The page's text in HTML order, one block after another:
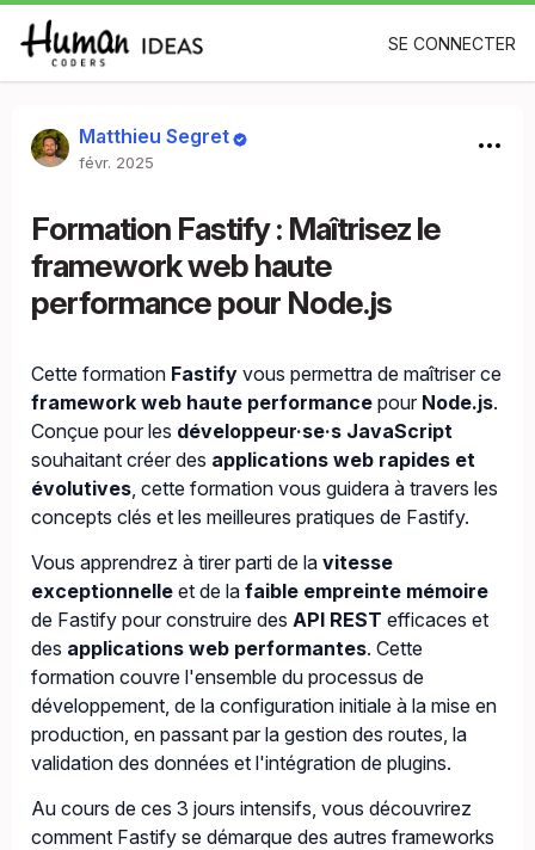
SE CONNECTER
Matthieu Segret
févr. 2025
Formation Fastify : Maîtrisez le
framework web haute
performance pour Node.js
Cette formation Fastify vous permettra de maîtriser ce
framework web haute performance pour Node.js.
Conçue pour les développeur·se·s JavaScript
souhaitant créer des applications web rapides et
évolutives, cette formation vous guidera à travers les
concepts clés et les meilleures pratiques de Fastify.
Vous apprendrez à tirer parti de la vitesse
exceptionnelle et de la faible empreinte mémoire
de Fastify pour construire des API REST efficaces et
des applications web performantes. Cette
formation couvre l'ensemble du processus de
développement, de la configuration initiale à la mise en
production, en passant par la gestion des routes, la
validation des données et l'intégration de plugins.
Au cours de ces 3 jours intensifs, vous découvrirez
comment Fastify se démarque des autres frameworks